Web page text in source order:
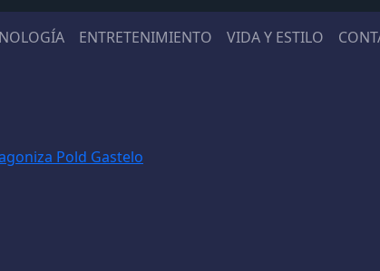
ENTRETENIMIENTO VIDA Y ESTILO
Pold Gastelo